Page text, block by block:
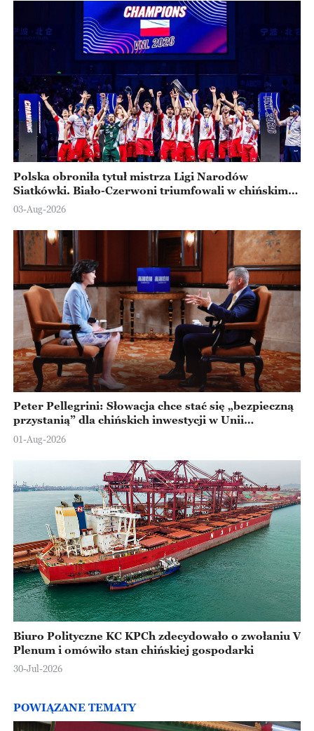
Polska obroniła tytuł mistrza Ligi Narodów
Siatkówki. Biało-Czerwoni triumfowali w chińskim
Ningbo
03-Aug-2026
Peter Pellegrini: Słowacja chce stać się „bezpieczną
przystanią” dla chińskich inwestycji w Unii
Europejskiej
01-Aug-2026
Biuro Polityczne KC KPCh zdecydowało o zwołaniu V
Plenum i omówiło stan chińskiej gospodarki
30-Jul-2026
POWIĄZANE TEMATY